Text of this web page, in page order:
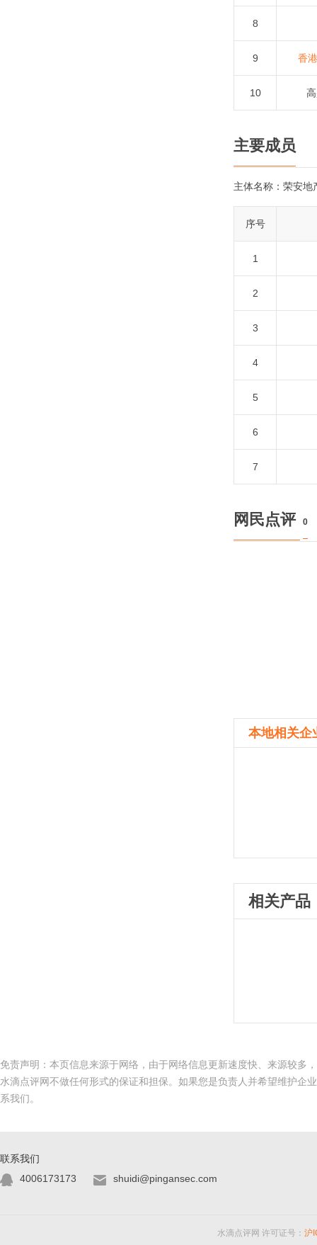
8
9 香
10
主要成员
主体名称： 荣安地
序号
1
2
3
4
5
6
7
网民点评 0
本地相关企
相关产品
免责声明：本页信息来源于网络，由于网络信息更新速度快、来源较多
水滴点评网不做任何形式的保证和担保。如果您是负责人并希望维护企
系我们。
联系我们
4006173173
shuidi@pingansec.com
水滴点评网 许可证号： 沪